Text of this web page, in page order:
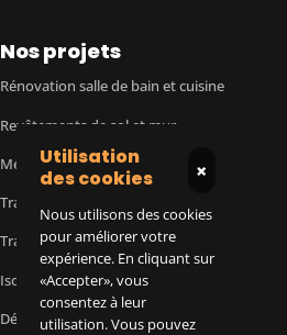
Utilisation
des cookies ×
Nous utilisons des cookies
pour améliorer votre
expérience. En cliquant sur
«Accepter», vous
consentez à leur
utilisation. Vous pouvez
Nos projets
Rénovation salle de bain et cuisine
Revêtements de sol et mur
Menuiserie intérieure et extérieure
Travaux d'électricité
Travaux de plomberie
Isolation et façade
Démolition et curage